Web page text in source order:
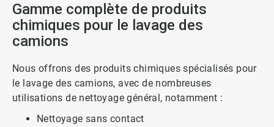
Gamme complète de produits
chimiques pour le lavage des
camions
Nous offrons des produits chimiques spécialisés pour
le lavage des camions, avec de nombreuses
utilisations de nettoyage général, notamment :
Nettoyage sans contact